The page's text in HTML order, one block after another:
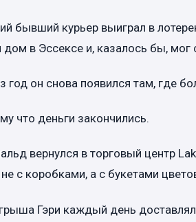
бывший курьер выиграл в
дом в Эссексе и, казалось бы,
год он снова появился там, где
что деньги закончились.
вернулся в торговый центр
с коробками, а с букетами
Гэри каждый день доставлял